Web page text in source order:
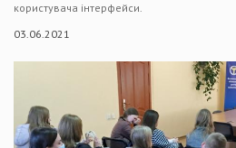
користувача інтерфейси.
03.06.2021